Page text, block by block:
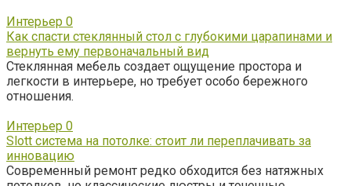
Интерьер 0
Как спасти стеклянный стол с глубокими царапинами и
вернуть ему первоначальный вид
Стеклянная мебель создает ощущение простора и
легкости в интерьере, но требует особо бережного
отношения.
Интерьер 0
Slott система на потолке: стоит ли переплачивать за
инновацию
Современный ремонт редко обходится без натяжных